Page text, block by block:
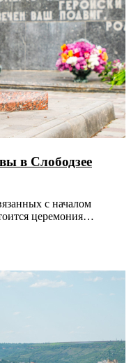
в Слободзее
с началом
церемония